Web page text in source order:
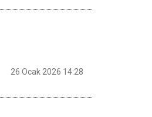
26 Ocak 2026 14:28